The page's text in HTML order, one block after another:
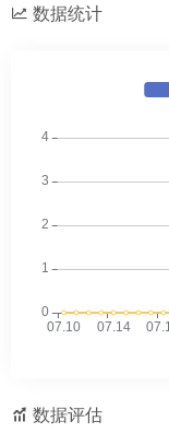
数据统计
数据评估